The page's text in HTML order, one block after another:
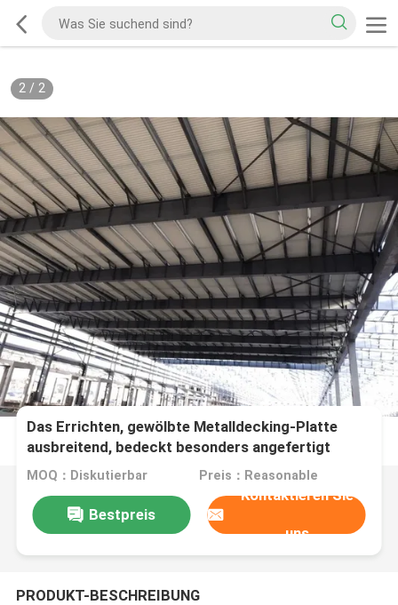
2/ 2
Das Errichten, gewölbte Metalldecking-Platte
ausbreitend, bedeckt besonders angefertigt
MOQ：Diskutierbar Preis：Reasonable
Bestpreis
Kontaktieren Sie
uns
PRODUKT-BESCHREIBUNG